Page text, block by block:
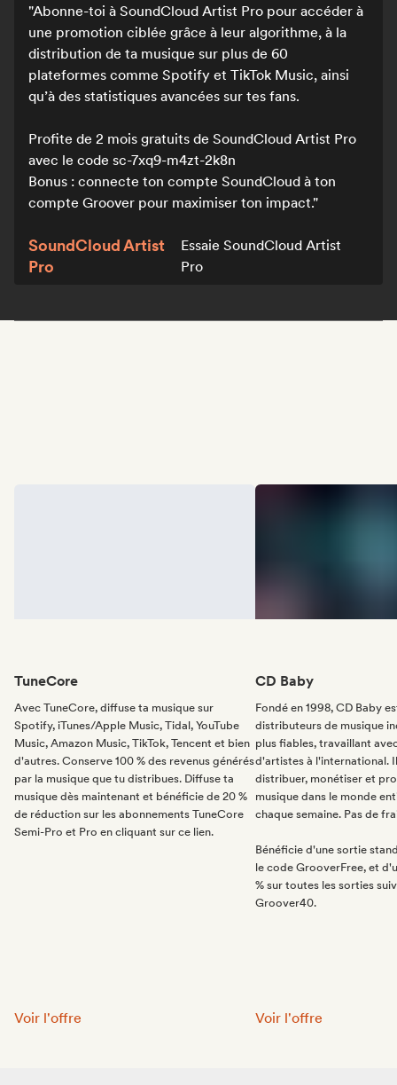
Abonne-toi à SoundCloud Artist Pro pour accéder à
une promotion ciblée grâce à leur algorithme, à la
distribution de ta musique sur plus de 60
plateformes comme Spotify et TikTok Music, ainsi
qu’à des statistiques avancées sur tes fans.
Profite de 2 mois gratuits de SoundCloud Artist Pro
avec le code sc-7xq9-m4zt-2k8n
Bonus : connecte ton compte SoundCloud à ton
compte Groover pour maximiser ton impact.
SoundCloud Artist
Pro
Essaie SoundCloud Artist
Pro
TuneCore
Avec TuneCore, diffuse ta musique sur
Spotify, iTunes/Apple Music, Tidal, YouTube
Music, Amazon Music, TikTok, Tencent et bien
d'autres. Conserve 100 % des revenus générés
par la musique que tu distribues. Diffuse ta
musique dès maintenant et bénéficie de 20 %
de réduction sur les abonnements TuneCore
Semi-Pro et Pro en cliquant sur ce lien.
TuneCore:
Voir l'offre
CD Baby
Fondé en 1998, CD Baby
distributeurs de musique
plus fiables, travaillant
d'artistes à l'international.
distribuer, monétiser et
musique dans le monde
chaque semaine. Pas de
Bénéficie d'une sortie
le code GrooverFree, et
% sur toutes les sorties
Groover40.
CD Baby:
Voir l'offre